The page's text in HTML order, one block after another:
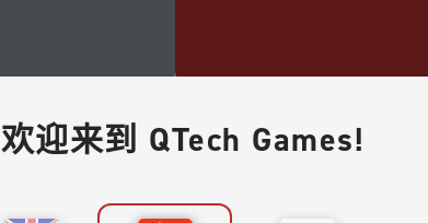
QTech Hybrid
零售业务的终
端解决方案
欢迎来到 QTech Games!